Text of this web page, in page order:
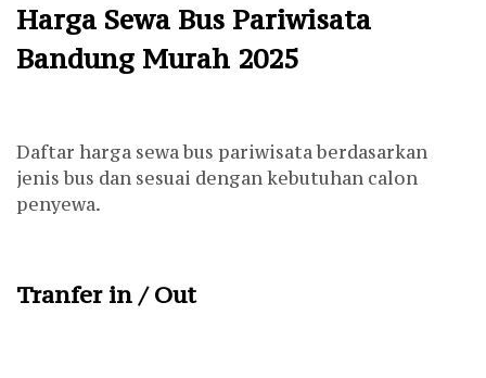
Harga Sewa Bus Pariwisata
Bandung Murah 2025
Daftar harga sewa bus pariwisata berdasarkan
jenis bus dan sesuai dengan kebutuhan calon
penyewa.
Tranfer in / Out